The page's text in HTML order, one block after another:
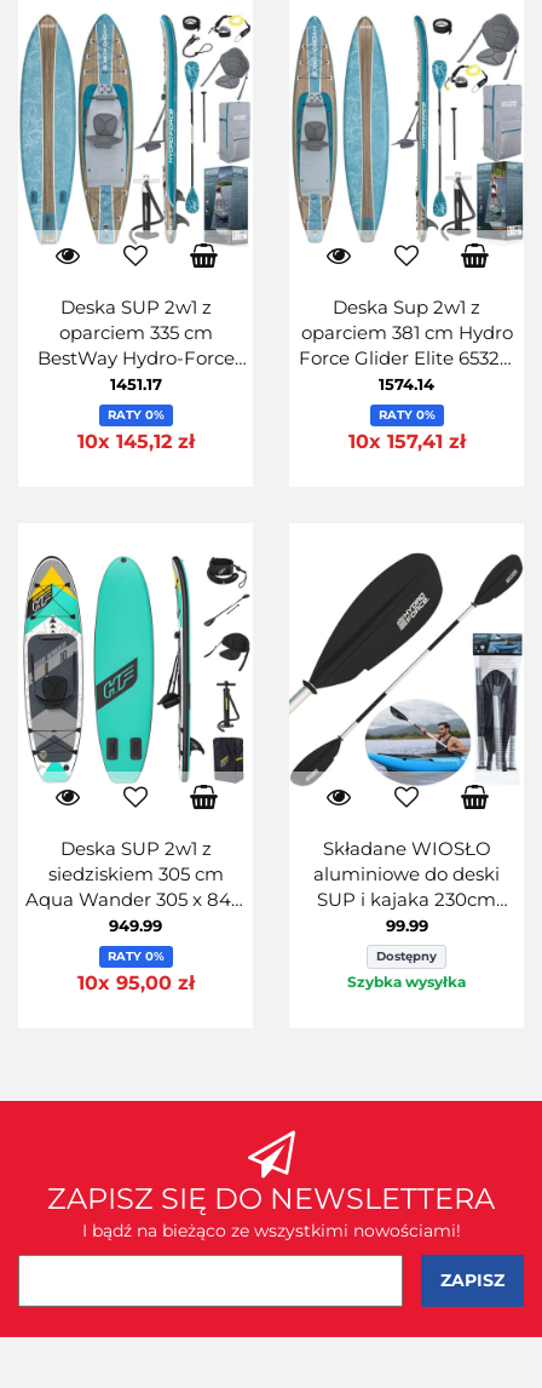
Deska SUP 2w1 z
oparciem 335 cm
BestWay Hydro-Force
2w1 335cmx84cmx15cm
1451.17
RATY 0%
10x 145,12 zł
Deska Sup 2w1 z
oparciem 381 cm Hydro
Force Glider Elite 6532G
381x79x15cm
1574.14
RATY 0%
10x 157,41 zł
Deska SUP 2w1 z
siedziskiem 305 cm
Aqua Wander 305 x 84 x
12 cm + wiosło
949.99
RATY 0%
10x 95,00 zł
Składane WIOSŁO
aluminiowe do deski
SUP i kajaka 230cm
62174
99.99
Dostępny
Szybka wysyłka
ZAPISZ SIĘ DO NEWSLETTERA
I bądź na bieżąco ze wszystkimi nowościami!